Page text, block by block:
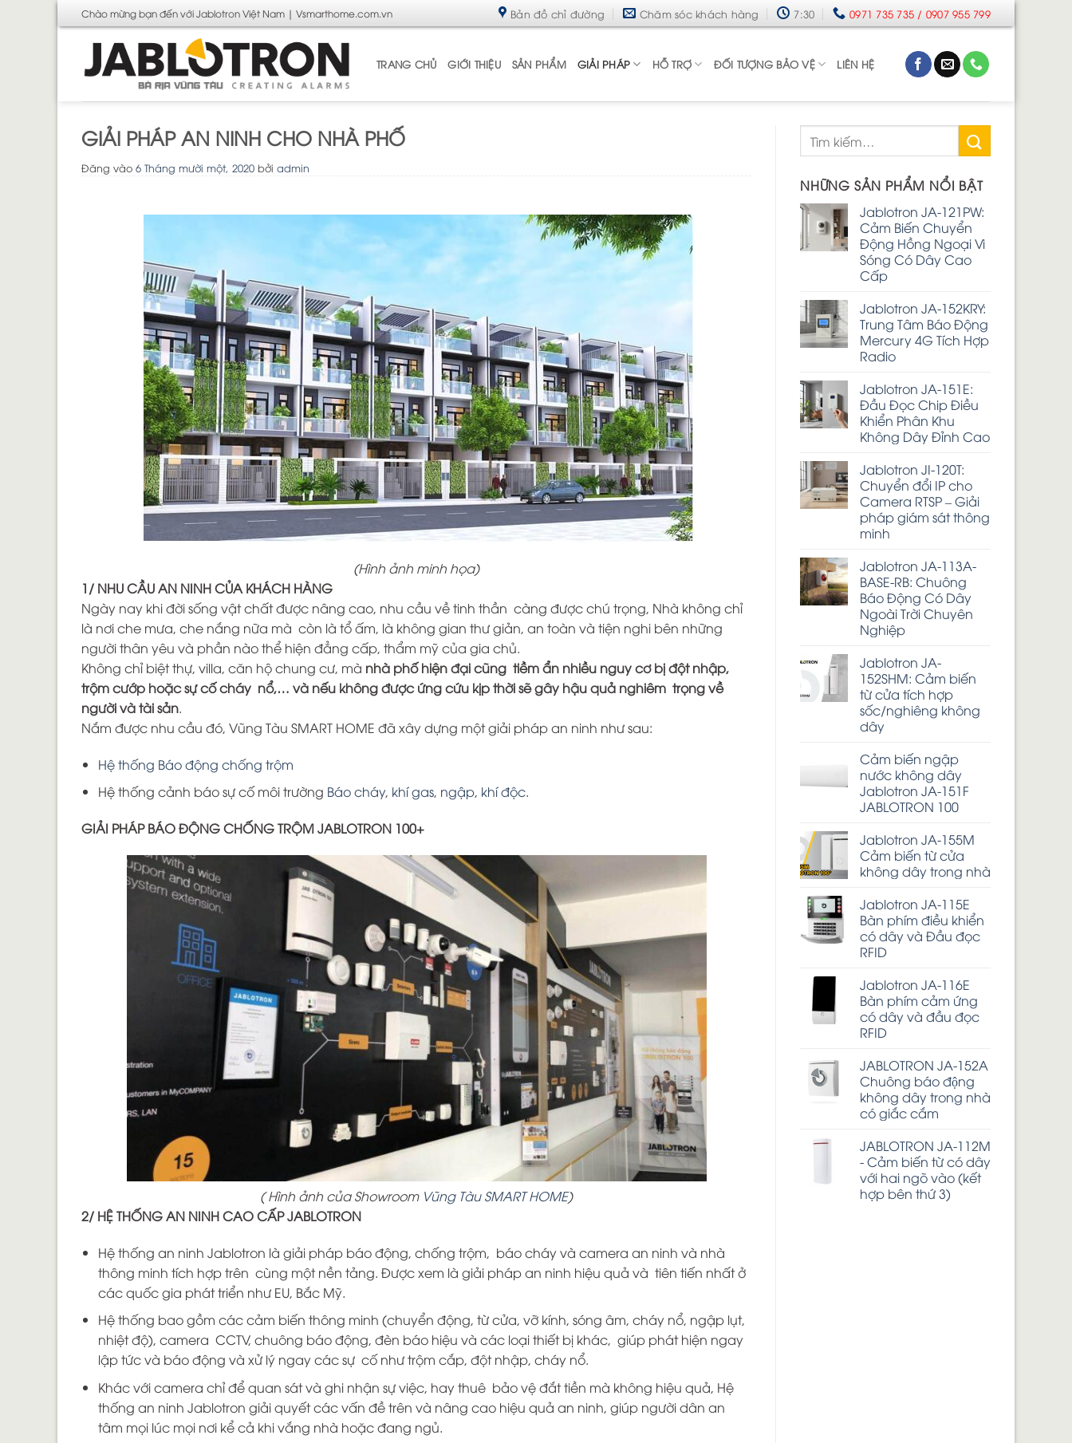
Bỏ
qua
dung
Chào mừng bạn đến với Jablotron Việt Nam | Vsmarthome.com.vn Bản đồ chỉ đường Chăm sóc khách hàng 7:30 0971 735 735 / 0907 955 799
TRANG CHỦ GIỚI THIỆU SẢN PHẨM GIẢI PHÁP HỖ TRỢ ĐỐI TƯỢNG BẢO VỆ LIÊN HỆ
GIẢI PHÁP AN NINH CHO NHÀ PHỐ
Đăng vào 6 Tháng mười một, 2020 bởi admin
(Hình ảnh minh họa)
1/ NHU CẦU AN NINH CỦA KHÁCH HÀNG
Ngày nay khi đời sống vật chất được nâng cao, nhu cầu về tinh thần càng được chú trọng, Nhà không chỉ
là nơi che mưa, che nắng nữa mà còn là tổ ấm, là không gian thư giản, an toàn và tiện nghi bên những
người thân yêu và phần nào thể hiện đẳng cấp, thẩm mỹ của gia chủ.
Không chỉ biệt thự, villa, căn hộ chung cư, mà nhà phố hiện đại cũng tiềm ẩn nhiều nguy cơ bị đột nhập,
trộm cướp hoặc sự cố cháy nổ,… và nếu không được ứng cứu kịp thời sẽ gây hậu quả nghiêm trọng về
người và tài sản.
Nắm được nhu cầu đó, Vũng Tàu SMART HOME đã xây dựng một giải pháp an ninh như sau:
Hệ thống Báo động chống trộm
Hệ thống cảnh báo sự cố môi trường Báo cháy, khí gas, ngập, khí độc.
GIẢI PHÁP BÁO ĐỘNG CHỐNG TRỘM JABLOTRON 100+
( Hình ảnh của Showroom Vũng Tàu SMART HOME)
2/ HỆ THỐNG AN NINH CAO CẤP JABLOTRON
Hệ thống an ninh Jablotron là giải pháp báo động, chống trộm, báo cháy và camera an ninh và nhà
thông minh tích hợp trên cùng một nền tảng. Được xem là giải pháp an ninh hiệu quả và tiên tiến nhất ở
các quốc gia phát triển như EU, Bắc Mỹ.
Hệ thống bao gồm các cảm biến thông minh (chuyển động, từ cửa, vỡ kính, sóng âm, cháy nổ, ngập lụt,
nhiệt độ), camera CCTV, chuông báo động, đèn báo hiệu và các loại thiết bị khác, giúp phát hiện ngay
lập tức và báo động và xử lý ngay các sự cố như trộm cắp, đột nhập, cháy nổ.
Khác với camera chỉ để quan sát và ghi nhận sự việc, hay thuê bảo vệ đắt tiền mà không hiệu quả, Hệ
thống an ninh Jablotron giải quyết các vấn đề trên và nâng cao hiệu quả an ninh, giúp người dân an
tâm mọi lúc mọi nơi kể cả khi vắng nhà hoặc đang ngủ.
NHỮNG SẢN PHẨM NỔI BẬT
Jablotron JA-121PW:
Cảm Biến Chuyển
Động Hồng Ngoại Vi
Sóng Có Dây Cao
Cấp
Jablotron JA-152KRY:
Trung Tâm Báo Động
Mercury 4G Tích Hợp
Radio
Jablotron JA-151E:
Đầu Đọc Chip Điều
Khiển Phân Khu
Không Dây Đỉnh Cao
Jablotron JI-120T:
Chuyển đổi IP cho
Camera RTSP – Giải
pháp giám sát thông
minh
Jablotron JA-113A-
BASE-RB: Chuông
Báo Động Có Dây
Ngoài Trời Chuyên
Nghiệp
Jablotron JA-
152SHM: Cảm biến
từ cửa tích hợp
sốc/nghiêng không
dây
Cảm biến ngập
nước không dây
Jablotron JA-151F
JABLOTRON 100
Jablotron JA-155M
Cảm biến từ cửa
không dây trong nhà
Jablotron JA-115E
Bàn phím điều khiển
có dây và Đầu đọc
RFID
Jablotron JA-116E
Bàn phím cảm ứng
có dây và đầu đọc
RFID
JABLOTRON JA-152A
Chuông báo động
không dây trong nhà
có giắc cắm
JABLOTRON JA-112M
- Cảm biến từ có dây
với hai ngõ vào (kết
hợp bên thứ 3)